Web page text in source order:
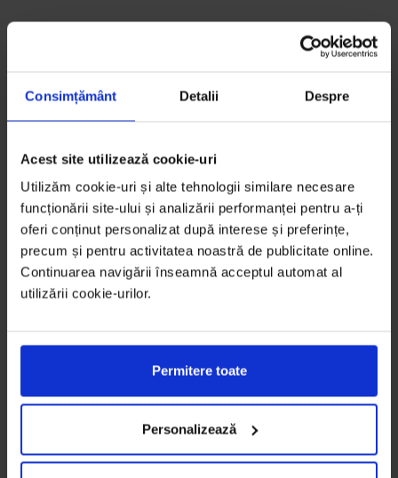
Consimțământ Detalii Despre
Acest site utilizează cookie-uri
Utilizăm cookie-uri și alte tehnologii similare necesare
funcționării site-ului și analizării performanței pentru a-ți
oferi conținut personalizat după interese și preferințe,
precum și pentru activitatea noastră de publicitate online.
Continuarea navigării înseamnă acceptul automat al
utilizării cookie-urilor.
Permitere toate
Personalizează